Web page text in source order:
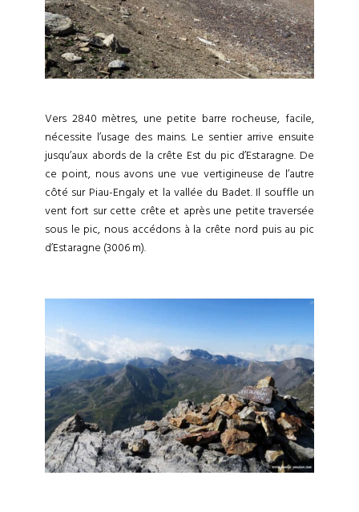
Vers 2840 mètres, une petite barre rocheuse, facile,
nécessite l’usage des mains. Le sentier arrive ensuite
jusqu’aux abords de la crête Est du pic d’Estaragne. De
ce point, nous avons une vue vertigineuse de l’autre
côté sur Piau-Engaly et la vallée du Badet. Il souffle un
vent fort sur cette crête et après une petite traversée
sous le pic, nous accédons à la crête nord puis au pic
d’Estaragne (3006 m).